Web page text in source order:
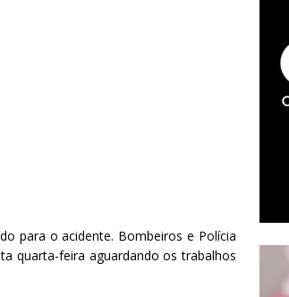
para o acidente. Bombeiros e Polícia
quarta-feira aguardando os trabalhos